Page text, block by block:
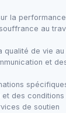
la performance
au
qualité de vie au
et
des
de soutien